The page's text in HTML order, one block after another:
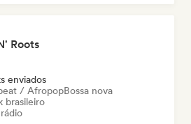
Roots
enviados
/ AfropopBossa nova
brasileiro